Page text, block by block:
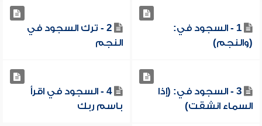
1 - السجود في:
(والنجم)
2 - ترك السجود في
النجم
3 - السجود في: (إذا
السماء انشقت)
4 - السجود في اقرأ
باسم ربك